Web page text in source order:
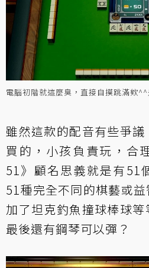
電腦初階就這麼臭，直接自摸跳滿欸
雖然這款的配音有些爭
買的，小孩負責玩，合
51》顧名思義就是有51
51種完全不同的棋藝或
加了坦克釣魚撞球棒球等
最後還有鋼琴可以彈？